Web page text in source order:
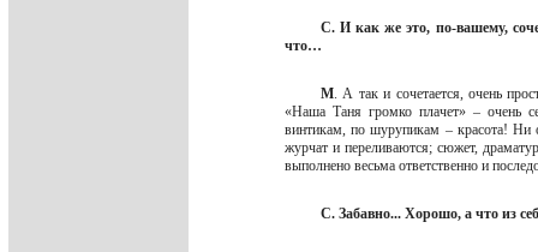
С. И как же это, по-вашему,
что…
М. А так и сочетается, очень
«Наша Таня громко плачет» – очень
винтикам, по шурупикам – красота! Ни
журчат и переливаются; сюжет,
выполнено весьма ответственно и
С. Забавно... Хорошо, а что из